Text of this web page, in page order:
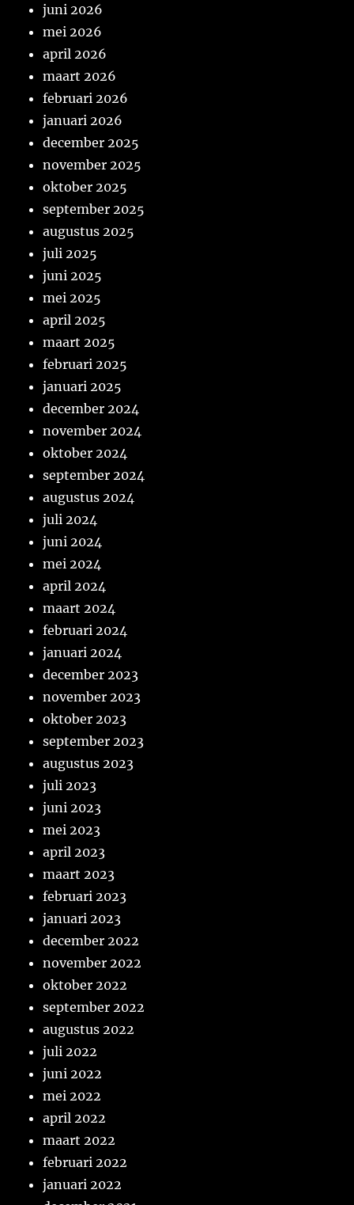
juni 2026
mei 2026
april 2026
maart 2026
februari 2026
januari 2026
december 2025
november 2025
oktober 2025
september 2025
augustus 2025
juli 2025
juni 2025
mei 2025
april 2025
maart 2025
februari 2025
januari 2025
december 2024
november 2024
oktober 2024
september 2024
augustus 2024
juli 2024
juni 2024
mei 2024
april 2024
maart 2024
februari 2024
januari 2024
december 2023
november 2023
oktober 2023
september 2023
augustus 2023
juli 2023
juni 2023
mei 2023
april 2023
maart 2023
februari 2023
januari 2023
december 2022
november 2022
oktober 2022
september 2022
augustus 2022
juli 2022
juni 2022
mei 2022
april 2022
maart 2022
februari 2022
januari 2022